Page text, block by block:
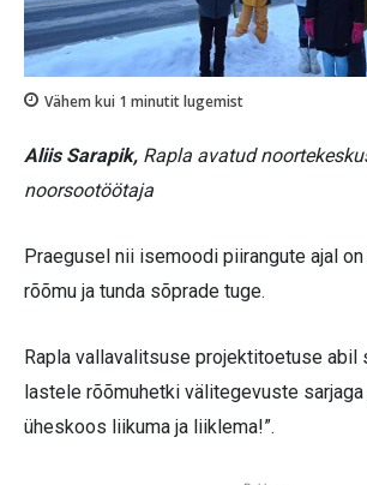
Vähem kui 1 minutit lugemist
Aliis Sarapik, Rapla avatud
noorsootöötaja
Praegusel nii isemoodi piirangute ajal
rõõmu ja tunda sõprade tuge.
Rapla vallavalitsuse projektitoetuse abil
lastele rõõmuhetki välitegevuste sarjaga
üheskoos liikuma ja liiklema!”.